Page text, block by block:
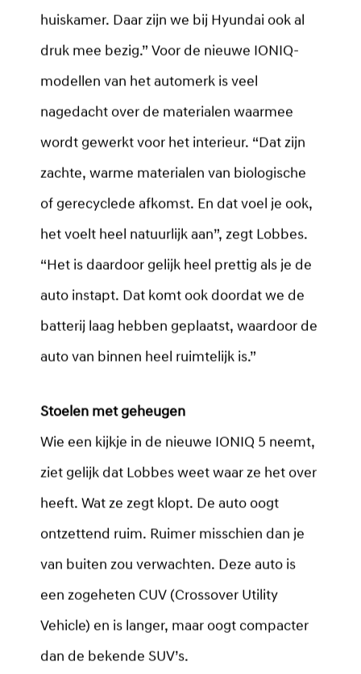
huiskamer. Daar zijn we bij Hyundai ook al
druk mee bezig.” Voor de nieuwe IONIQ-
modellen van het automerk is veel
nagedacht over de materialen waarmee
wordt gewerkt voor het interieur. “Dat zijn
zachte, warme materialen van biologische
of gerecyclede afkomst. En dat voel je ook,
het voelt heel natuurlijk aan”, zegt Lobbes.
“Het is daardoor gelijk heel prettig als je de
auto instapt. Dat komt ook doordat we de
batterij laag hebben geplaatst, waardoor de
auto van binnen heel ruimtelijk is.”
Stoelen met geheugen
Wie een kijkje in de nieuwe IONIQ 5 neemt,
ziet gelijk dat Lobbes weet waar ze het over
heeft. Wat ze zegt klopt. De auto oogt
ontzettend ruim. Ruimer misschien dan je
van buiten zou verwachten. Deze auto is
een zogeheten CUV (Crossover Utility
Vehicle) en is langer, maar oogt compacter
dan de bekende SUV’s.